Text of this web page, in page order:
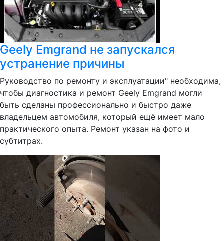
Geely Emgrand не запускался
устранение причины
Руководство по ремонту и эксплуатации" необходима,
чтобы диагностика и ремонт Geely Emgrand могли
быть сделаны профессионально и быстро даже
владельцем автомобиля, который ещё имеет мало
практического опыта. Ремонт указан на фото и
субтитрах.